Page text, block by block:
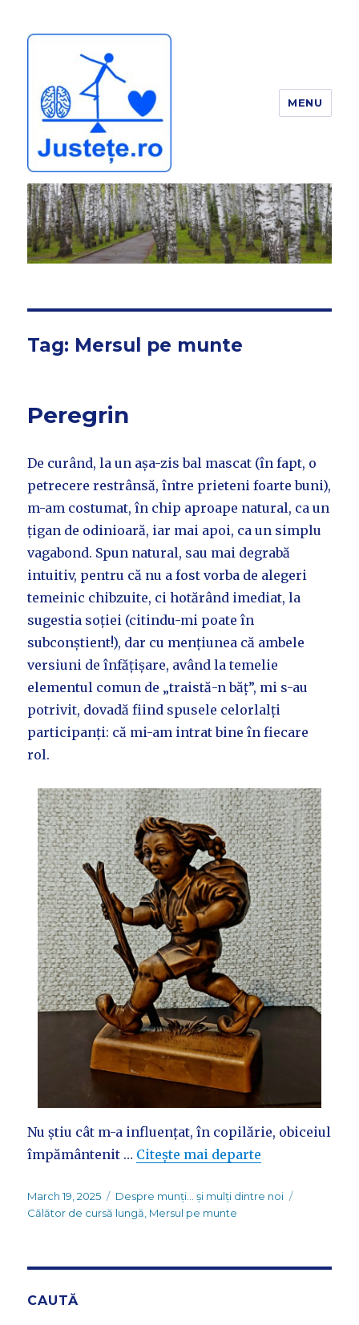
JUSTEȚE
MENU
Tag: Mersul pe munte
Peregrin
De curând, la un așa-zis bal mascat (în fapt, o
petrecere restrânsă, între prieteni foarte buni),
m-am costumat, în chip aproape natural, ca un
țigan de odinioară, iar mai apoi, ca un simplu
vagabond. Spun natural, sau mai degrabă
intuitiv, pentru că nu a fost vorba de alegeri
temeinic chibzuite, ci hotărând imediat, la
sugestia soției (citindu-mi poate în
subconștient!), dar cu mențiunea că ambele
versiuni de înfățișare, având la temelie
elementul comun de „traistă-n băț”, mi s-au
potrivit, dovadă fiind spusele celorlalți
participanți: că mi-am intrat bine în fiecare
rol.
Nu știu cât m-a influențat, în copilărie, obiceiul
împământenit … Citește mai departe
Posted
on
March 19, 2025 Categories
Despre munți... și mulți dintre noi
Călător de cursă lungă Mersul pe munte
CAUTĂ